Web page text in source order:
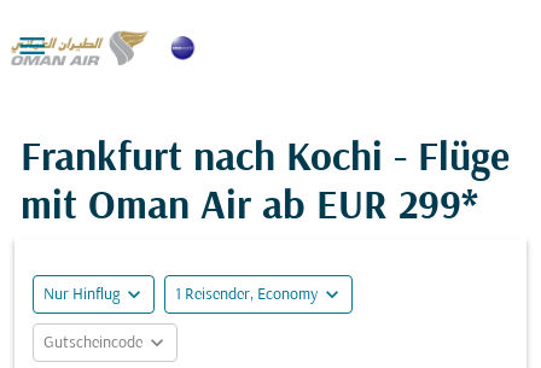

Frankfurt nach Kochi - Flüge
mit Oman Air ab EUR 299*
Nur Hinflug expand_more 1 Reisender, Economy expand_more
Gutscheincode expand_more